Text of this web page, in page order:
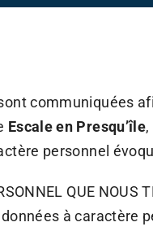
communiquées
Escale en Presqu’île,
personnel
QUE NOUS
à caractère